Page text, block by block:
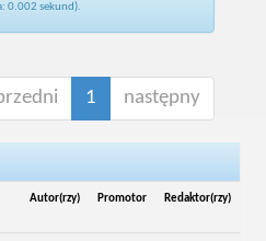
0.002 sekund).
1 następny
Autor(rzy) Promotor Redaktor(rzy)